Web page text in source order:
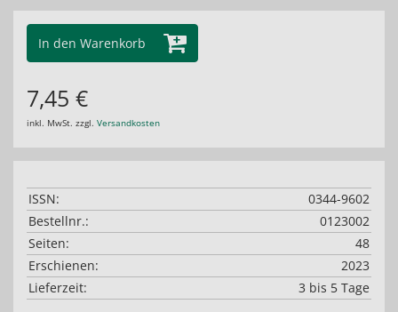
In den Warenkorb
7,45 €
inkl. MwSt. zzgl. Versandkosten
ISSN:
0344-9602
Bestellnr.:
0123002
Seiten:
48
Erschienen:
2023
Lieferzeit:
3 bis 5 Tage